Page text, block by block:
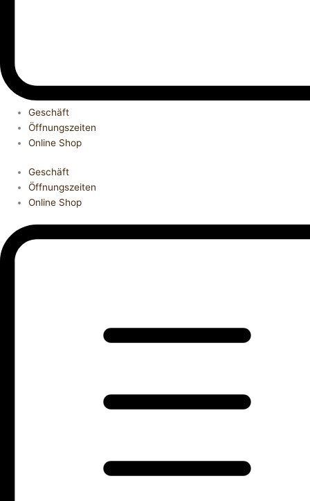
Geschäft
Öffnungszeiten
Online Shop
Geschäft
Öffnungszeiten
Online Shop